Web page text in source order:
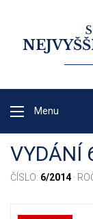
Menu
VYDÁNÍ
ČÍSLO: 6/2014·